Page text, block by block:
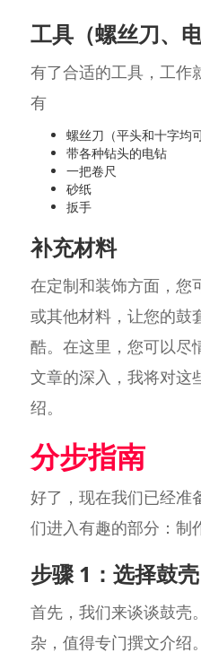
工具（螺丝刀、
有了合适的工具，工作
有
螺丝刀（平头和十字均可
带各种钻头的电钻
一把卷尺
砂纸
扳手
补充材料
在定制和装饰方面，您
或其他材料，让您的鼓
酷。在这里，您可以尽
文章的深入，我将对这
绍。
分步指南
好了，现在我们已经准
们进入有趣的部分：制
步骤 1：选择鼓壳
首先，我们来谈谈鼓壳
杂，值得专门撰文介绍